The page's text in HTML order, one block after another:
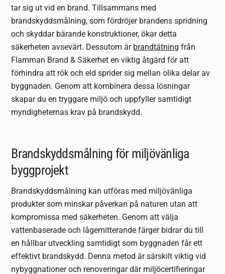
tar sig ut vid en brand. Tillsammans med
brandskyddsmålning, som fördröjer brandens spridning
och skyddar bärande konstruktioner, ökar detta
säkerheten avsevärt. Dessutom är brandtätning från
Flamman Brand & Säkerhet en viktig åtgärd för att
förhindra att rök och eld sprider sig mellan olika delar av
byggnaden. Genom att kombinera dessa lösningar
skapar du en tryggare miljö och uppfyller samtidigt
myndigheternas krav på brandskydd.
Brandskyddsmålning för miljövänliga
byggprojekt
Brandskyddsmålning kan utföras med miljövänliga
produkter som minskar påverkan på naturen utan att
kompromissa med säkerheten. Genom att välja
vattenbaserade och lågemitterande färger bidrar du till
en hållbar utveckling samtidigt som byggnaden får ett
effektivt brandskydd. Denna metod är särskilt viktig vid
nybyggnationer och renoveringar där miljöcertifieringar